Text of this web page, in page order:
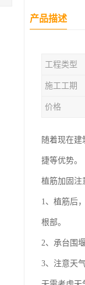
产品描述
工程类型
施工工期
价格
随着现在
捷等优势。
植筋加固注
1、植筋后
根部。
2、承台围
3、注意天